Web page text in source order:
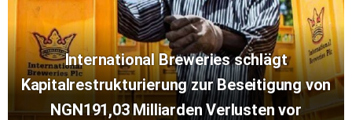
International Breweries schlägt
Kapitalrestrukturierung zur Beseitigung von
NGN191,03 Milliarden Verlusten vor